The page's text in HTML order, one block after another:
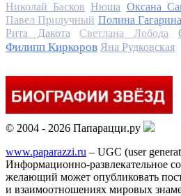
Николай Басков Нюша Оксана
Павел Прилучный Полина Гагарина
Рита Дакота
Светлана Лобода
Филипп Киркоров Яна Рудковская
© 2004 - 2026 Папарацци.ру
www.paparazzi.ru – UGC (user
Информационно-развлекательное
желающий может опубликовать
и взаимоотношениях мировых